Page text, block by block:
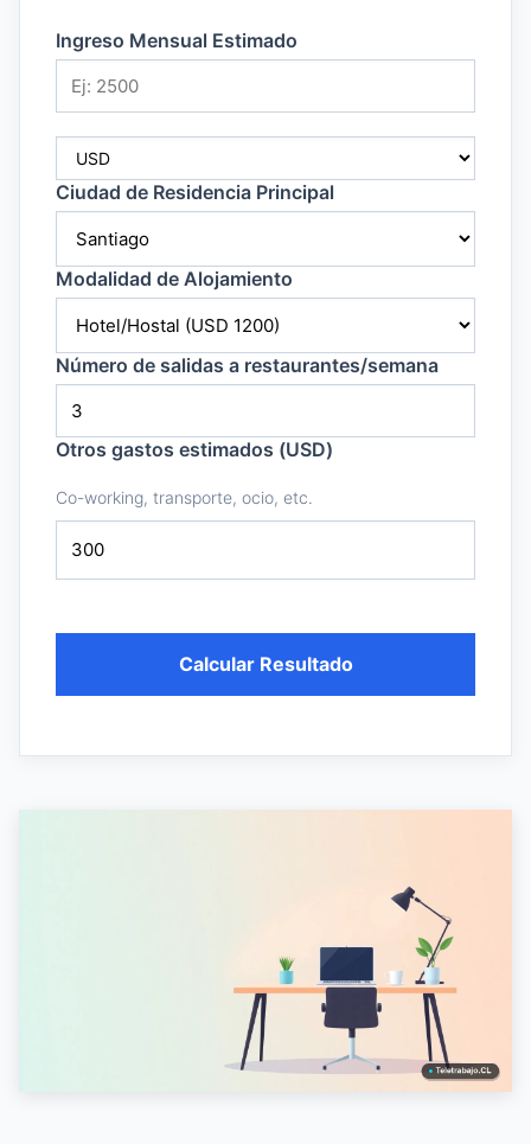
Ingreso Mensual Estimado
Ciudad de Residencia Principal
Modalidad de Alojamiento
Número de salidas a restaurantes/semana
Otros gastos estimados (USD)
Co-working, transporte, ocio, etc.
Calcular Resultado